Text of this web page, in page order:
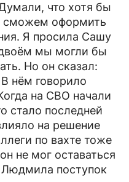
что хотя бы
сможем оформить
Я просила Сашу
мы могли бы
Но он сказал:
нём говорило
на СВО начали
стало последней
на решение
по вахте тоже
не мог оставаться
Людмила поступок